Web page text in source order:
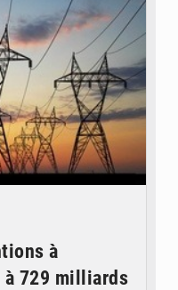
à
à 729 milliards